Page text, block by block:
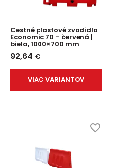
Cestné plastové zvodidlo
Economic 70 – červená |
biela, 1000×700 mm
92,64 €
VIAC VARIANTOV